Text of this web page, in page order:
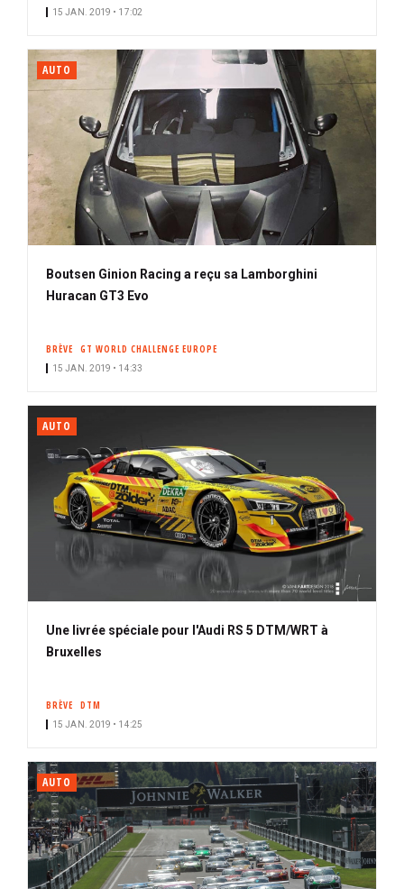
15 JAN. 2019 • 17:02
AUTO
Boutsen Ginion Racing a reçu sa Lamborghini
Huracan GT3 Evo
BRÈVE GT WORLD CHALLENGE EUROPE
15 JAN. 2019 • 14:33
AUTO
Une livrée spéciale pour l'Audi RS 5 DTM/WRT à
Bruxelles
BRÈVE DTM
15 JAN. 2019 • 14:25
AUTO